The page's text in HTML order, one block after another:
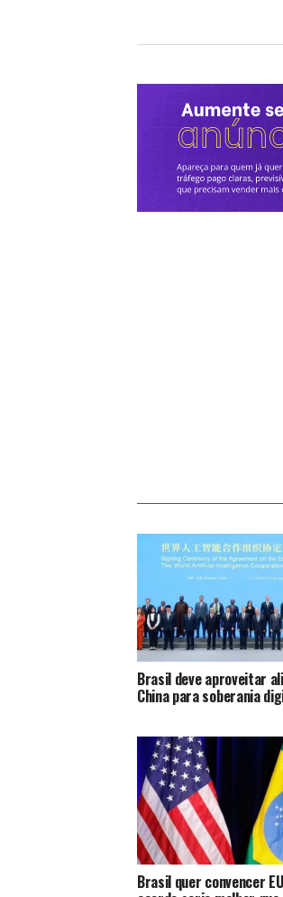
Brasil deve aproveitar
China para soberania
Brasil quer convencer